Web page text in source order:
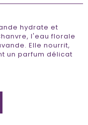
hydrate et
l'eau florale
Elle nourrit,
un parfum délicat